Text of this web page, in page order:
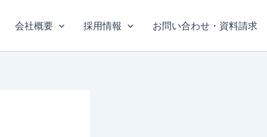
会社概要 採用情報 お問い合わせ・資料請求